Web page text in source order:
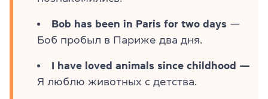
Bob has been in Paris for two days —
Боб пробыл в Париже два дня.
I have loved animals since childhood —
Я люблю животных с детства.